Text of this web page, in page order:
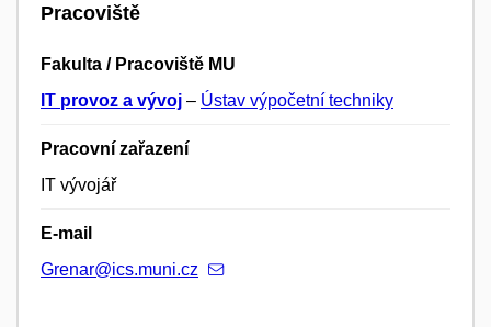
Pracoviště
Fakulta / Pracoviště MU
IT provoz a vývoj – Ústav výpočetní techniky
Pracovní zařazení
IT vývojář
E-mail
Grenar@ics.muni.cz